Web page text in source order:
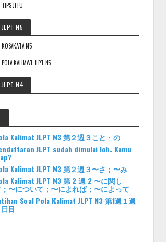
TIPS JITU
JLPT N5
KOSAKATA N5
POLA KALIMAT JLPT N5
JLPT N4
Kalimat JLPT N3 第２週３こと・の
JLPT sudah dimulai loh. Kamu
Kalimat JLPT N3 第２週３〜さ；〜み
Kalimat JLPT N3 第 2 週 2 〜に関し
〜について；〜によれば；〜によって
Soal Pola Kalimat JLPT N3 第1週１週
目